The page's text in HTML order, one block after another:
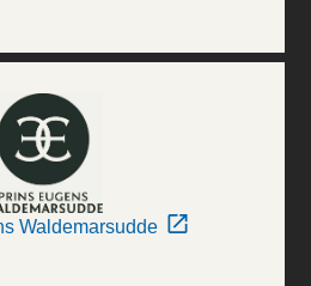
Waldemarsudde